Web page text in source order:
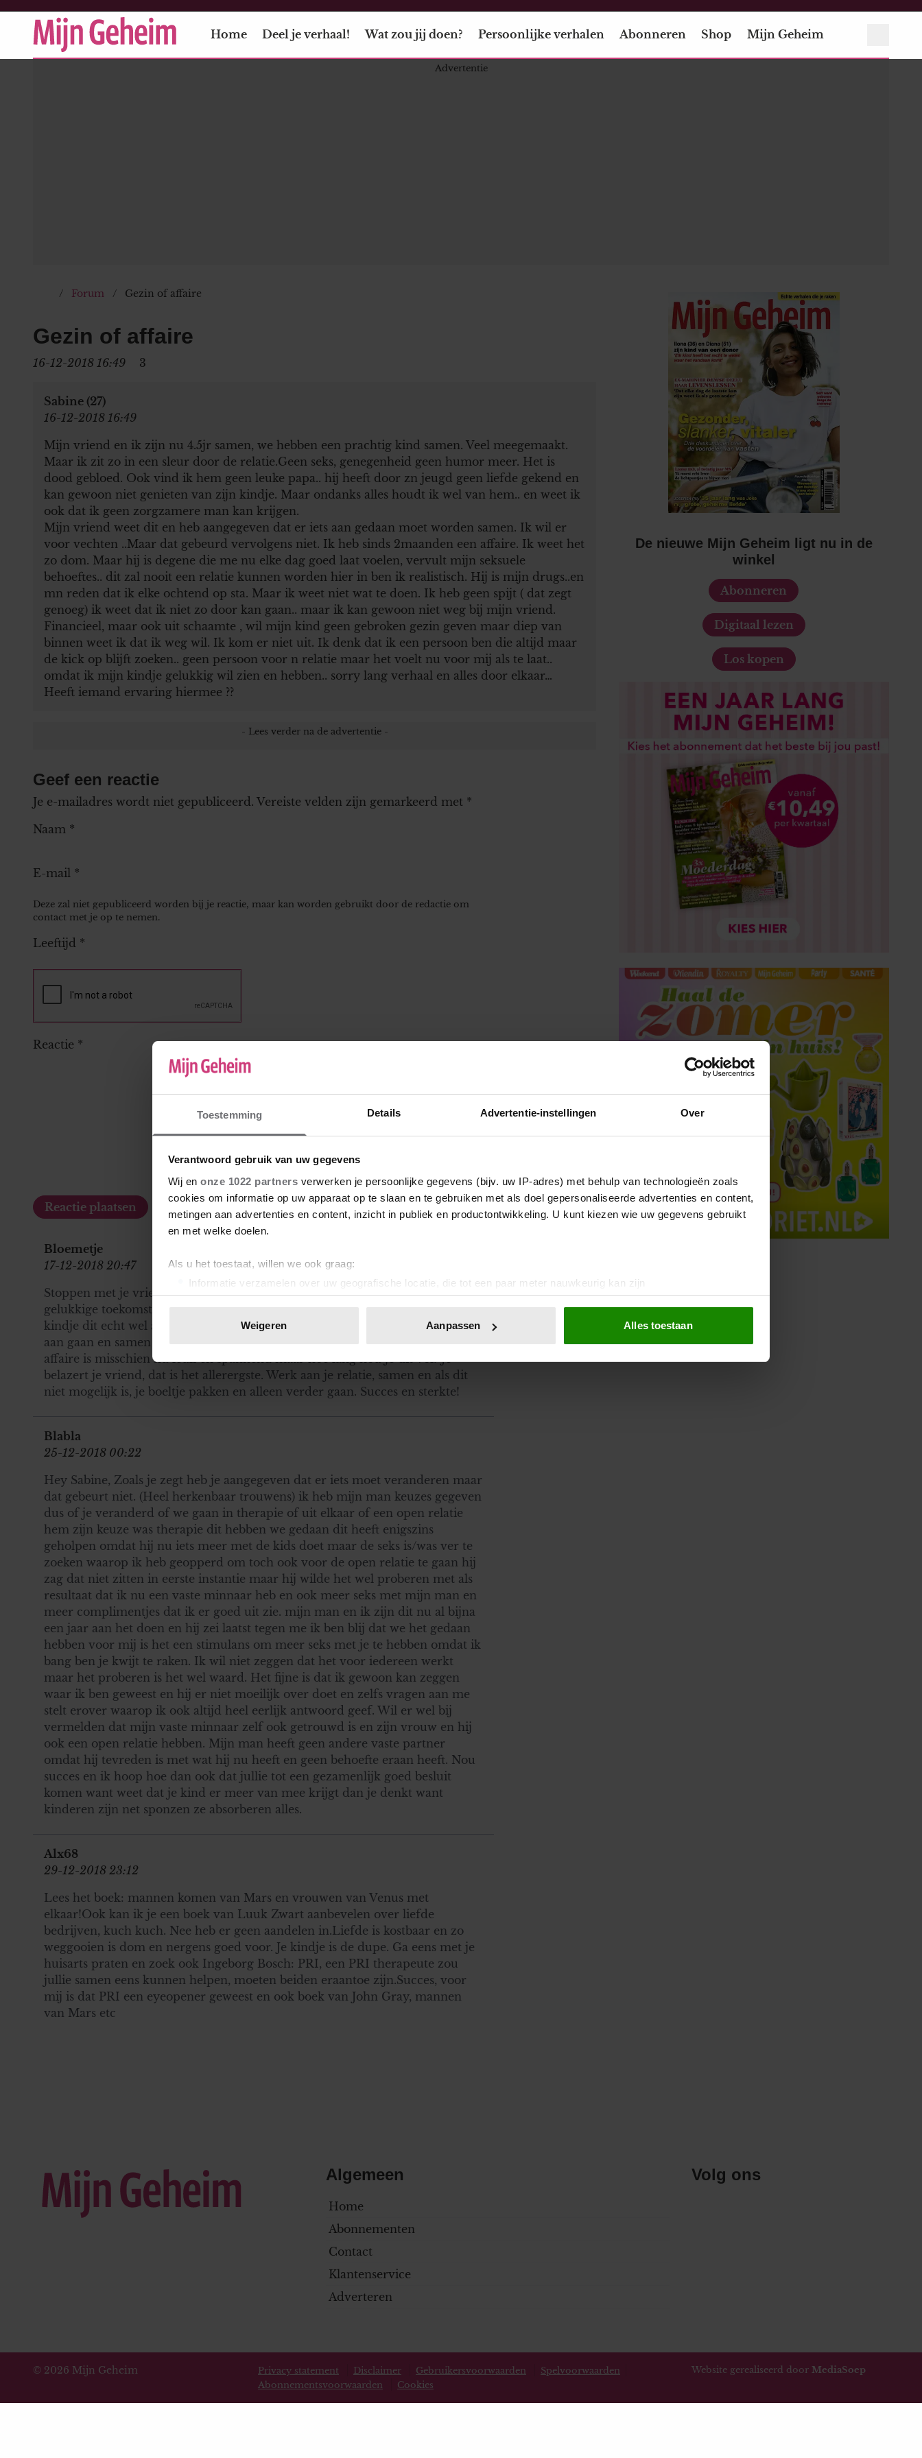
Toestemming Details Advertentie-instellingen Over
Verantwoord gebruik van uw gegevens
Wij en onze 1022 partners verwerken je persoonlijke gegevens (bijv. uw IP-adres) met behulp van technologieën zoals
cookies om informatie op uw apparaat op te slaan en te gebruiken met als doel gepersonaliseerde advertenties en content,
metingen aan advertenties en content, inzicht in publiek en productontwikkeling. U kunt kiezen wie uw gegevens gebruikt
en met welke doelen.
Als u het toestaat, willen we ook graag:
Informatie verzamelen over uw geografische locatie, die tot een paar meter nauwkeurig kan zijn
Uw apparaat identificeren door het actief te scannen op specifieke eigenschappen (fingerprinting)
toestemming op elk moment wijzigen of intrekken in de Cookieverklaring.
We gebruiken cookies om content en advertenties te personaliseren, om functies voor social media te bieden en om ons
websiteverkeer te analyseren. Ook delen we informatie over uw gebruik van onze site met onze partners voor social
media, adverteren en analyse. Deze partners kunnen deze gegevens combineren met andere informatie die u aan ze heeft
Weigeren Aanpassen Alles toestaan
Home Deel je verhaal! Wat zou jij doen? Persoonlijke verhalen Abonneren Shop Mijn Geheim
Forum Gezin of affaire
Gezin of affaire
16-12-2018 16:49 3
Sabine (27)
16-12-2018 16:49
Mijn vriend en ik zijn nu 4.5jr samen, we hebben een prachtig kind samen. Veel meegemaakt.
Maar ik zit zo in een sleur door de relatie.Geen seks, genegenheid geen humor meer. Het is
dood gebloed. Ook vind ik hem geen leuke papa.. hij heeft door zn jeugd geen liefde gekend en
kan gewoon niet genieten van zijn kindje. Maar ondanks alles houdt ik wel van hem.. en weet ik
ook dat ik geen zorgzamere man kan krijgen.
Mijn vriend weet dit en heb aangegeven dat er iets aan gedaan moet worden samen. Ik wil er
voor vechten ..Maar dat gebeurd vervolgens niet. Ik heb sinds 2maanden een affaire. Ik weet het
zo dom. Maar hij is degene die me nu elke dag goed laat voelen, vervult mijn seksuele
behoeftes.. dit zal nooit een relatie kunnen worden hier in ben ik realistisch. Hij is mijn drugs..en
mn reden dat ik elke ochtend op sta. Maar ik weet niet wat te doen. Ik heb geen spijt ( dat zegt
genoeg) ik weet dat ik niet zo door kan gaan.. maar ik kan gewoon niet weg bij mijn vriend.
Financieel, maar ook uit schaamte , wil mijn kind geen gebroken gezin geven maar diep van
binnen weet ik dat ik weg wil. Ik kom er niet uit. Ik denk dat ik een persoon ben die altijd maar
de kick op blijft zoeken.. geen persoon voor n relatie maar het voelt nu voor mij als te laat..
omdat ik mijn kindje gelukkig wil zien en hebben.. sorry lang verhaal en alles door elkaar…
Heeft iemand ervaring hiermee ??
Geef een reactie
Je e-mailadres wordt niet gepubliceerd. Vereiste velden zijn gemarkeerd met *
Naam *
E-mail *
Deze zal niet gepubliceerd worden bij je reactie, maar kan worden gebruikt door de redactie om
contact met je op te nemen.
Leeftijd *
Reactie *
Bloemetje
17-12-2018 20:47
Stoppen met je vriend en kiezen voor je zelf. Je kindje heeft recht op een
gelukkige toekomst. Als papa en mama niet meer gelukkig zijn, dan voelt je
kindje dit echt wel aan. Je kunt in het belang van je kind een co-ouderschap
aan gaan en samen voor de financiën zorgen, of ga in therapie met elkaar. De
affaire is misschien nu leuk en spannend maar hoe lang hou je dit vol? Je
belazert je vriend, dat is het allerergste. Werk aan je relatie, samen en als dit
niet mogelijk is, je boeltje pakken en alleen verder gaan. Succes en sterkte!
Blabla
25-12-2018 00:22
Hey Sabine, Zoals je zegt heb je aangegeven dat er iets moet veranderen maar
dat gebeurt niet. (Heel herkenbaar trouwens) ik heb mijn man keuzes gegeven
dus of je veranderd of we gaan in therapie of uit elkaar of een open relatie
hem zijn keuze was therapie dit hebben we gedaan dit heeft enigszins
geholpen omdat hij nu iets meer met de kids doet maar de seks is/was ver te
zoeken waarop ik heb geopperd om toch ook voor de open relatie te gaan hij
zag dat niet zitten in eerste instantie maar hij wilde het wel proberen met als
resultaat dat ik nu een vaste minnaar heb en ook meer seks met mijn man en
meer complimentjes dat ik er goed uit zie. mijn man en ik zijn dit nu al bijna
een jaar aan het doen en hij zei laatst tegen me ik ben blij dat we het gedaan
hebben voor mij is het een stimulans om meer seks met je te hebben omdat ik
bang ben je kwijt te raken. Ik wil niet zeggen dat het voor iedereen werkt
maar het proberen is het wel waard. Het fijne is dat ik gewoon kan zeggen
waar ik ben geweest en hij er niet moeilijk over doet en zelfs vragen aan me
stelt erover waarop ik ook altijd heel eerlijk antwoord geef. Wil er wel bij
vermelden dat mijn vaste minnaar zelf ook getrouwd is en zijn vrouw en hij
ook een open relatie hebben. Mijn man heeft geen andere vaste partner
omdat hij tevreden is met wat hij nu heeft en geen behoefte eraan heeft. Nou
succes en ik hoop hoe dan ook dat jullie tot een gezamenlijk goed besluit
komen want weet dat je kind er meer van mee krijgt dan je denkt want
kinderen zijn net sponzen ze absorberen alles.
Alx68
29-12-2018 23:12
Lees het boek: mannen komen van Mars en vrouwen van Venus met
elkaar!Ook kan ik je een boek van Luuk Zwart aanbevelen over liefde
bedrijven, kuch kuch. Nee heb er geen aandelen in.Liefde is kostbaar en zo
weggooien is dom en nergens goed voor. Je kindje is de dupe. Ga eens met je
huisarts praten en zoek ook Ingeborg Bosch: PRI, een PRI therapeute zou
jullie samen eens kunnen helpen, moeten beiden eraantoe zijn.Succes, voor
mij is dat PRI een eyeopener geweest en ook boek van John Gray, mannen
van Mars etc
De nieuwe Mijn Geheim ligt nu in de
winkel
Abonneren
Digitaal lezen
Los kopen
Algemeen
Home
Abonnementen
Contact
Klantenservice
Adverteren
Volg ons
© 2026 Mijn Geheim Privacy statement Disclaimer Gebruikersvoorwaarden
Spelvoorwaarden
Abonnementsvoorwaarden
Cookies
Website gerealiseerd door MediaSoep